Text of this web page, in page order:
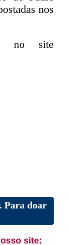
nos
site
Para doar
site: